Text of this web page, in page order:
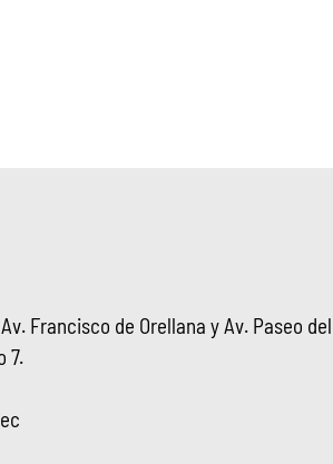
Francisco de Orellana y Av. Paseo del
7.